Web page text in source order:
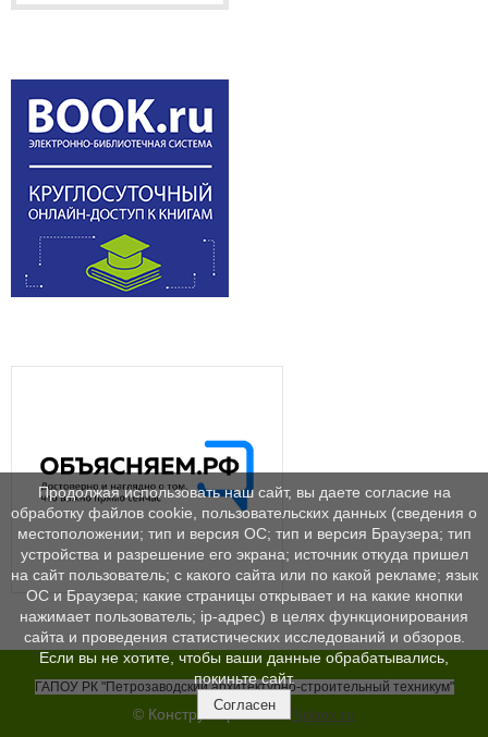
ГАПОУ РК "Петрозаводский архитектурно-строительный техникум"
© Конструктор сайтовNubex.ru
Продолжая использовать наш сайт, вы даете согласие на
обработку файлов cookie, пользовательских данных (сведения о
местоположении; тип и версия ОС; тип и версия Браузера; тип
устройства и разрешение его экрана; источник откуда пришел
на сайт пользователь; с какого сайта или по какой рекламе; язык
ОС и Браузера; какие страницы открывает и на какие кнопки
нажимает пользователь; ip-адрес) в целях функционирования
сайта и проведения статистических исследований и обзоров.
Если вы не хотите, чтобы ваши данные обрабатывались,
покиньте сайт.
Согласен